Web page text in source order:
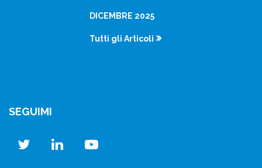
DICEMBRE 2025
Tutti gli Articoli
SEGUIMI
twitterlinkedinyoutube